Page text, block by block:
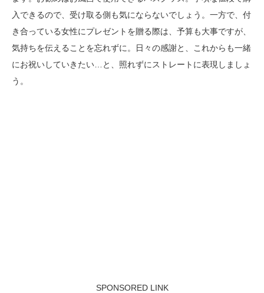
入できるので、受け取る側も気にならないでしょう。一方で、付
き合っている女性にプレゼントを贈る際は、予算も大事ですが、
気持ちを伝えることを忘れずに。日々の感謝と、これからも一緒
にお祝いしていきたい…と、照れずにストレートに表現しましょ
う。
SPONSORED LINK